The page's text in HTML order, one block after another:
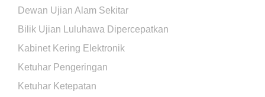
Dewan Ujian Alam Sekitar
Bilik Ujian Luluhawa Dipercepatkan
Kabinet Kering Elektronik
Ketuhar Pengeringan
Ketuhar Ketepatan